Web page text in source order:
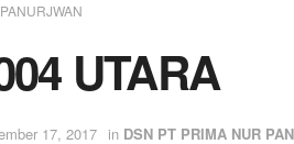
UTARA
17, 2017 in DSN PT PRIMA NUR